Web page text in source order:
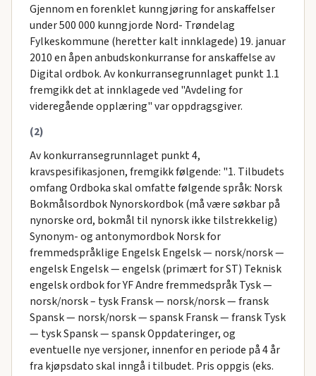
Gjennom en forenklet kunngjøring for anskaffelser
under 500 000 kunngjorde Nord- Trøndelag
Fylkeskommune (heretter kalt innklagede) 19. januar
2010 en åpen anbudskonkurranse for anskaffelse av
Digital ordbok. Av konkurransegrunnlaget punkt 1.1
fremgikk det at innklagede ved "Avdeling for
videregående opplæring" var oppdragsgiver.
(2)
Av konkurransegrunnlaget punkt 4,
kravspesifikasjonen, fremgikk følgende: "1. Tilbudets
omfang Ordboka skal omfatte følgende språk: Norsk
Bokmålsordbok Nynorskordbok (må være søkbar på
nynorske ord, bokmål til nynorsk ikke tilstrekkelig)
Synonym- og antonymordbok Norsk for
fremmedspråklige Engelsk Engelsk — norsk/norsk —
engelsk Engelsk — engelsk (primært for ST) Teknisk
engelsk ordbok for YF Andre fremmedspråk Tysk —
norsk/norsk – tysk Fransk — norsk/norsk — fransk
Spansk — norsk/norsk — spansk Fransk — fransk Tysk
— tysk Spansk — spansk Oppdateringer, og
eventuelle nye versjoner, innenfor en periode på 4 år
fra kjøpsdato skal inngå i tilbudet. Pris oppgis (eks.